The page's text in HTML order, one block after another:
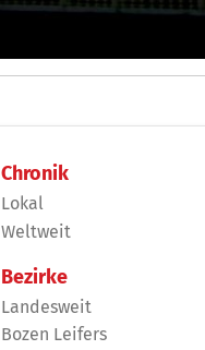
Chronik
Lokal
Weltweit
Bezirke
Landesweit
Bozen Leifers